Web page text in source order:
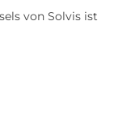
von Solvis ist